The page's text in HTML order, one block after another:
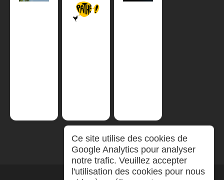
Ce site utilise des cookies de
Google Analytics pour analyser
notre trafic. Veuillez accepter
l'utilisation des cookies pour nous